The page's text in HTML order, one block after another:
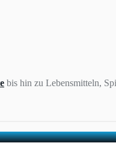
bis hin zu Lebensmitteln,